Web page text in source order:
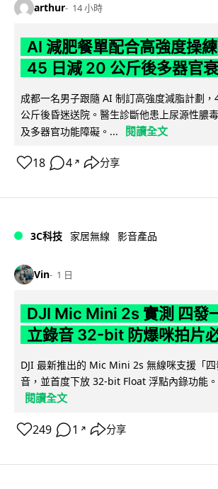
arthur 14 小時
AI 減肥餐單配合高強度操
45 日減 20 公斤後多器官
成都一名男子跟隨 AI 制訂高強度減脂計劃
公斤後昏迷送院。醫生診斷他患上尿源性膿
及多器官功能障礙。...
閱讀全文
18 4 ↗ 分享
3C科技 家居無線 影音產品
Vin 1 日
DJI Mic Mini 2s 實測 四發
立錄音 32-bit 防爆咪拍片
DJI 最新推出的 Mic Mini 2s 無線咪支援「
音，並首度下放 32-bit Float 浮點內錄功能
閱讀全文
249 1 ↗ 分享